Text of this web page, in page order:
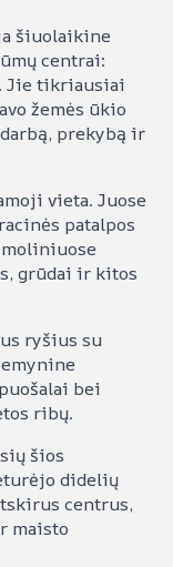
šiuolaikine
centrai:
Jie tikriausiai
žemės ūkio
prekybą ir
vieta. Juose
patalpos
grūdai ir kitos
ryšius su
bei
ribų.
šios
didelių
centrus,
maisto